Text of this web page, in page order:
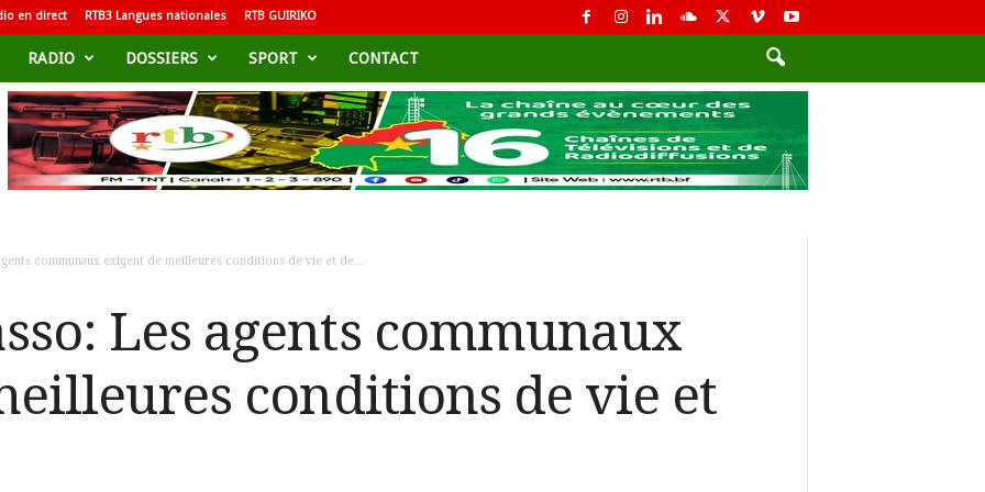
en direct RTB3 Langues nationales RTB GUIRIKO
RADIO DOSSIERS SPORT CONTACT
communaux exigent de meilleures conditions de vie et de...
Les agents communaux
conditions de vie et